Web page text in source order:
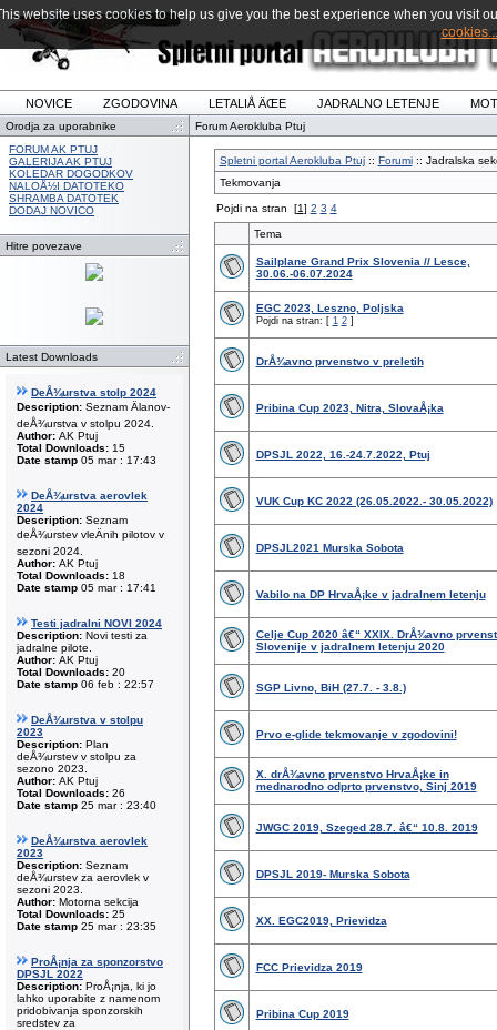
NOVICE ZGODOVINA LETALIÅ ÄŒE JADRALNO LETENJE
Orodja za uporabnike
FORUM AK PTUJ
GALERIJA AK PTUJ
KOLEDAR DOGODKOV
NALOÅ½I DATOTEKO
SHRAMBA DATOTEK
DODAJ NOVICO
Hitre povezave
Latest Downloads
DeÅ¾urstva stolp 2024
Description: Seznam Älanov-
deÅ¾urstva v stolpu 2024.
Author: AK Ptuj
Total Downloads: 15
Date stamp 05 mar : 17:43
DeÅ¾urstva aerovlek
2024
Description: Seznam
deÅ¾urstev vleÄnih pilotov v
sezoni 2024.
Author: AK Ptuj
Total Downloads: 18
Date stamp 05 mar : 17:41
Testi jadralni NOVI 2024
Description: Novi testi za
jadralne pilote.
Author: AK Ptuj
Total Downloads: 20
Date stamp 06 feb : 22:57
DeÅ¾urstva v stolpu
2023
Description: Plan
deÅ¾urstev v stolpu za
sezono 2023.
Author: AK Ptuj
Total Downloads: 26
Date stamp 25 mar : 23:40
DeÅ¾urstva aerovlek
2023
Description: Seznam
deÅ¾urstev za aerovlek v
sezoni 2023.
Author: Motorna sekcija
Total Downloads: 25
Date stamp 25 mar : 23:35
ProÅ¡nja za sponzorstvo
DPSJL 2022
Description: ProÅ¡nja, ki jo
lahko uporabite z namenom
pridobivanja sponzorskih
sredstev za
Forum Aerokluba Ptuj
Spletni portal Aerokluba Ptuj:: Forumi:: Jadralska
Tekmovanja
Pojdi na stran [1] 2 3 4
Tema
Sailplane Grand Prix Slovenia // Lesce,
30.06.-06.07.2024
EGC 2023, Leszno, Poljska
Pojdi na stran: [ 1 2]
DrÅ¾avno prvenstvo v preletih
Pribina Cup 2023, Nitra, SlovaÅ¡ka
DPSJL 2022, 16.-24.7.2022, Ptuj
VUK Cup KC 2022 (26.05.2022.- 30.05.2022)
DPSJL2021 Murska Sobota
Vabilo na DP HrvaÅ¡ke v jadralnem letenju
Celje Cup 2020 â€“ XXIX. DrÅ¾avno
Slovenije v jadralnem letenju 2020
SGP Livno, BiH (27.7. - 3.8.)
Prvo e-glide tekmovanje v zgodovini!
X. drÅ¾avno prvenstvo HrvaÅ¡ke in
mednarodno odprto prvenstvo, Sinj 2019
JWGC 2019, Szeged 28.7. â€“ 10.8. 2019
DPSJL 2019- Murska Sobota
XX. EGC2019, Prievidza
FCC Prievidza 2019
Pribina Cup 2019
website uses cookies to help us give you the best experience when you visit
cookies...